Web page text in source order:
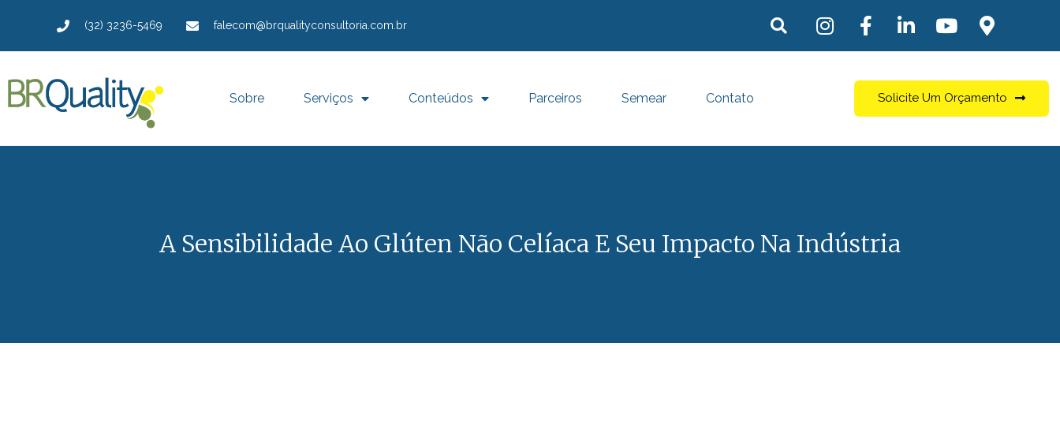
(32) 3236-5469 falecom@brqualityconsultoria.com.br
Sobre Serviços Conteúdos Parceiros Semear Contato Solicite Um Orçamento
A Sensibilidade Ao Glúten Não Celíaca E Seu Impacto Na Indústria